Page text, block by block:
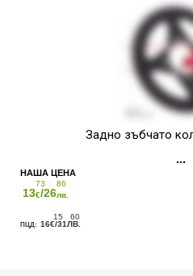
Задно зъбчато
13
73
€/26
86
лв.
16
15
€/31
60
ЛВ.